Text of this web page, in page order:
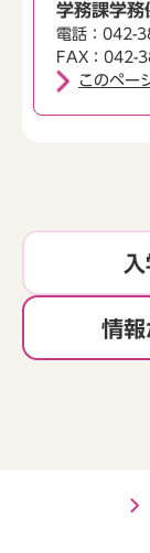
学務課学務
電話：042-
FAX：042-
このペー
情報